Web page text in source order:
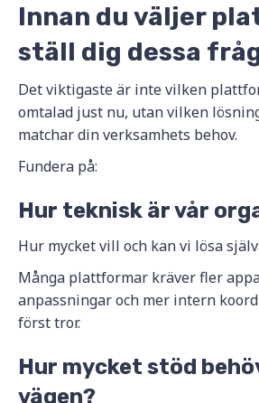
Innan du väljer
ställ dig dessa
Det viktigaste är inte vilken
omtalad just nu, utan vilken
matchar din verksamhets behov.
Fundera på:
Hur teknisk är vår
Hur mycket vill och kan vi lösa
Många plattformar kräver fler
anpassningar och mer intern
först tror.
Hur mycket stöd
vägen?